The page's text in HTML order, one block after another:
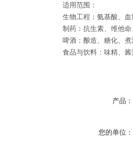
适用范围：
生物工程：氨基酸、
制药：抗生素、维他
啤酒：酿造、糖化、
食品与饮料：味精、
产品：
您的单位：